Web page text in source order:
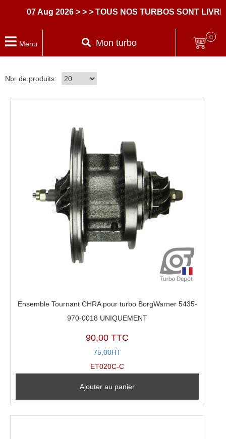
07 Aug 2026 > > > TOUS NOS TURBOS SONT LIVRES
Menu Mon turbo
0
Nbr de produits:
Ensemble Tournant CHRA pour turbo BorgWarner 5435-
970-0018 UNIQUEMENT
90,00 TTC
75,00HT
ET020C-C
Ajouter au panier